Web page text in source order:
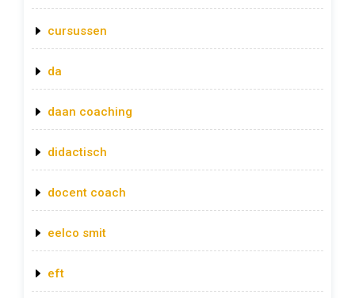
cursussen
da
daan coaching
didactisch
docent coach
eelco smit
eft